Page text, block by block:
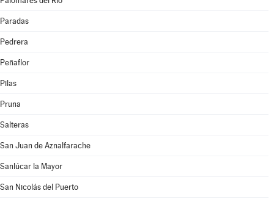
Paradas
Pedrera
Peñaflor
Pilas
Pruna
Salteras
San Juan de Aznalfarache
Sanlúcar la Mayor
San Nicolás del Puerto